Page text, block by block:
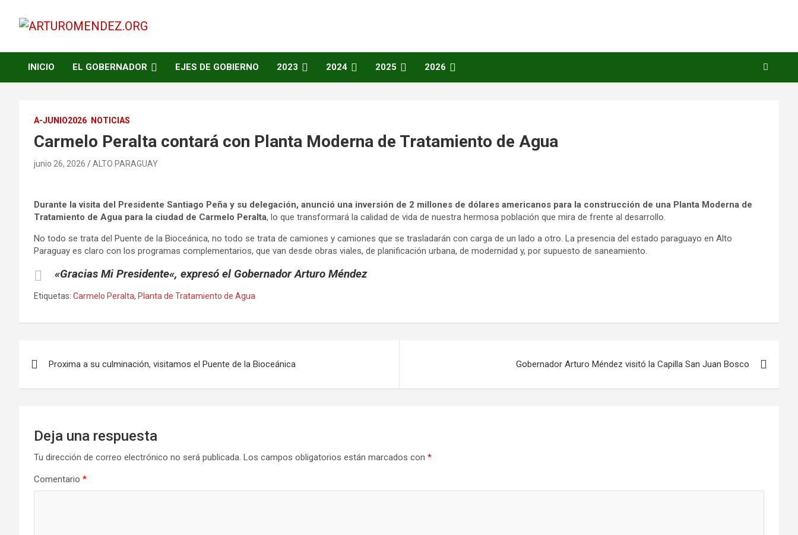
contenido
ARTUROMENDEZ.ORG
INICIO EL GOBERNADOR EJES DE GOBIERNO 2023 2024 2025 2026
A-JUNIO2026 NOTICIAS
Carmelo Peralta contará con Planta Moderna de Tratamiento de Agua
junio 26, 2026 ALTO PARAGUAY
Durante la visita del Presidente Santiago Peña y su delegación, anunció una inversión de 2 millones de dólares americanos para la construcción de una Planta Moderna de
Tratamiento de Agua para la ciudad de Carmelo Peralta, lo que transformará la calidad de vida de nuestra hermosa población que mira de frente al desarrollo.
No todo se trata del Puente de la Bioceánica, no todo se trata de camiones y camiones que se trasladarán con carga de un lado a otro. La presencia del estado paraguayo en Alto
Paraguay es claro con los programas complementarios, que van desde obras viales, de planificación urbana, de modernidad y, por supuesto de saneamiento.
«Gracias Mi Presidente«, expresó el Gobernador Arturo Méndez
Etiquetas: Carmelo Peralta, Planta de Tratamiento de Agua
de
Proxima a su culminación, visitamos el Puente de la Bioceánica Gobernador Arturo Méndez visitó la Capilla San Juan Bosco
Deja una respuesta
Tu dirección de correo electrónico no será publicada. Los campos obligatorios están marcados con *
Comentario *